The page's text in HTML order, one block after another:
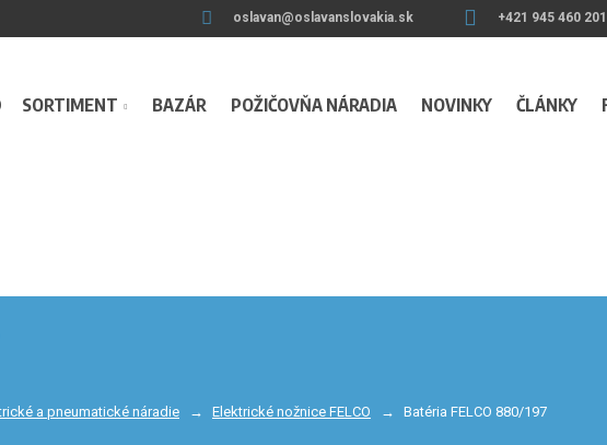
oslavan@oslavanslovakia.sk +421 945 460
SORTIMENT BAZÁR POŽIČOVŇA NÁRADIA NOVINKY ČLÁNKY
a pneumatické náradie Elektrické nožnice FELCO Batéria FELCO 880/197